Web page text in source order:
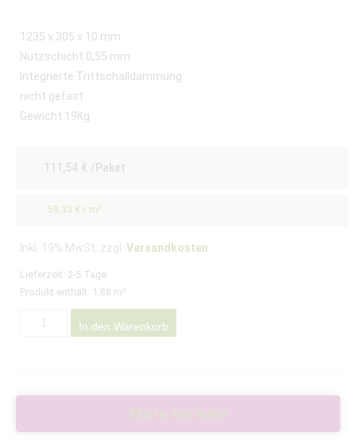
1235 x 305 x 10 mm
Nutzschicht 0,55 mm
Integrierte Trittschalldämmung
nicht gefast
Gewicht 19Kg
111,54 € /Paket
59,33 € / m²
Inkl. 19% MwSt. zzgl. Versandkosten
Lieferzeit: 2-5 Tage
Produkt enthält: 1,88 m²
In den Warenkorb